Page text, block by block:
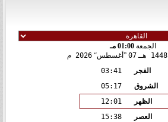
الجمعة 01:00 مـ
1448 هـ 07 أغسطس 2026 م
الفجر
03:41
الشروق
05:17
الظهر
12:01
العصر
15:38